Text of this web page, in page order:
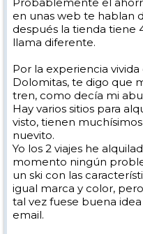
en unas web te hablan
después la tienda tiene
llama diferente.
Por la experiencia
Dolomitas, te digo que
tren, como decía mi
Hay varios sitios para
visto, tienen
nuevito.
Yo los 2 viajes he
momento ningún
un ski con las
igual marca y color,
tal vez fuese buena
email.